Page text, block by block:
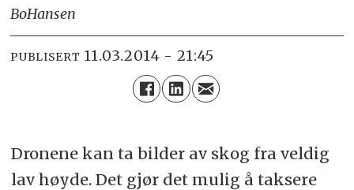
BoHansen
PUBLISERT 11.03.2014 - 21:45
Dronene kan ta bilder av skog fra veldig
lav høyde. Det gjør det mulig å taksere